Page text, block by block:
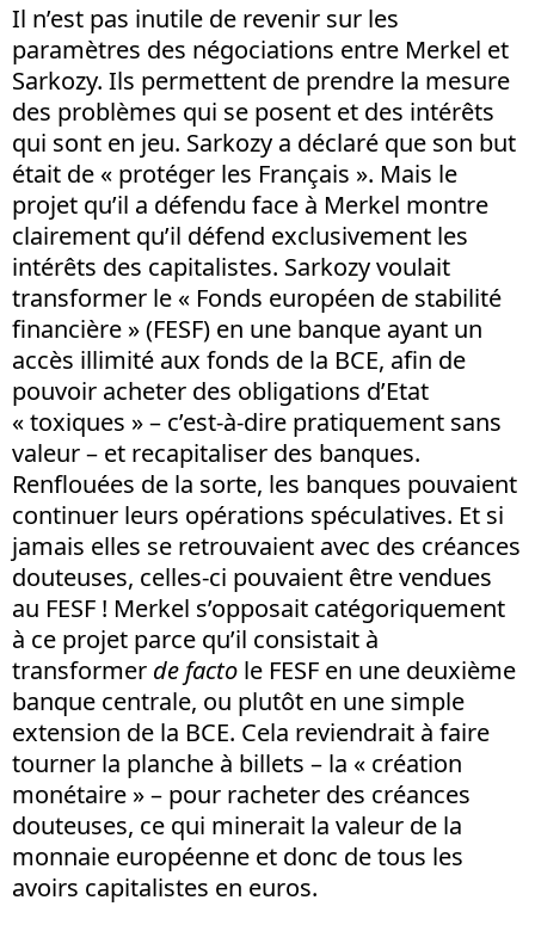
Il n’est pas inutile de revenir sur les
paramètres des négociations entre Merkel et
Sarkozy. Ils permettent de prendre la mesure
des problèmes qui se posent et des intérêts
qui sont en jeu. Sarkozy a déclaré que son but
était de « protéger les Français ». Mais le
projet qu’il a défendu face à Merkel montre
clairement qu’il défend exclusivement les
intérêts des capitalistes. Sarkozy voulait
transformer le « Fonds européen de stabilité
financière » (FESF) en une banque ayant un
accès illimité aux fonds de la BCE, afin de
pouvoir acheter des obligations d’Etat
« toxiques » – c’est-à-dire pratiquement sans
valeur – et recapitaliser des banques.
Renflouées de la sorte, les banques pouvaient
continuer leurs opérations spéculatives. Et si
jamais elles se retrouvaient avec des créances
douteuses, celles-ci pouvaient être vendues
au FESF ! Merkel s’opposait catégoriquement
à ce projet parce qu’il consistait à
transformer de facto le FESF en une deuxième
banque centrale, ou plutôt en une simple
extension de la BCE. Cela reviendrait à faire
tourner la planche à billets – la « création
monétaire » – pour racheter des créances
douteuses, ce qui minerait la valeur de la
monnaie européenne et donc de tous les
avoirs capitalistes en euros.